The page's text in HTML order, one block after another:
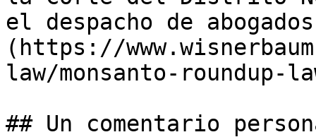
el despacho de
(https://
law/monsanto-roundup-
## Un comentario